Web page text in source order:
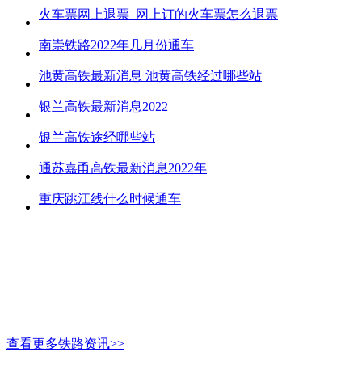
火车票网上退票_网上订的火车票怎么退票
南崇铁路2022年几月份通车
池黄高铁最新消息 池黄高铁经过哪些站
银兰高铁最新消息2022
银兰高铁途经哪些站
通苏嘉甬高铁最新消息2022年
重庆跳江线什么时候通车
查看更多铁路资讯>>